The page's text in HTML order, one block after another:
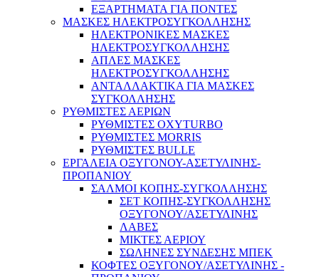
Μέσα Ατομικής Προστασίας
ΕΞΑΡΤΗΜΑΤΑ ΓΙΑ ΠΟΝΤΕΣ
ΜΑΣΚΕΣ ΗΛΕΚΤΡΟΣΥΓΚΟΛΛΗΣΗΣ
ΗΛΕΚΤΡΟΝΙΚΕΣ ΜΑΣΚΕΣ
ΗΛΕΚΤΡΟΣΥΓΚΟΛΛΗΣΗΣ
ΑΠΛΕΣ ΜΑΣΚΕΣ
ΗΛΕΚΤΡΟΣΥΓΚΟΛΛΗΣΗΣ
ΑΝΤΑΛΛΑΚΤΙΚΑ ΓΙΑ ΜΑΣΚΕΣ
ΣΥΓΚΟΛΛΗΣΗΣ
ΡΥΘΜΙΣΤΕΣ ΑΕΡΙΩΝ
ΡΥΘΜΙΣΤΕΣ OXYTURBO
ΡΥΘΜΙΣΤΕΣ MORRIS
ΡΥΘΜΙΣΤΕΣ BULLE
ΕΡΓΑΛΕΙΑ ΟΞΥΓΟΝΟΥ-ΑΣΕΤΥΛΙΝΗΣ-
ΠΡΟΠΑΝΙΟΥ
ΣΑΛΜΟΙ ΚΟΠΗΣ-ΣΥΓΚΟΛΛΗΣΗΣ
ΣΕΤ ΚΟΠΗΣ-ΣΥΓΚΟΛΛΗΣΗΣ
ΟΞΥΓΟΝΟΥ/ΑΣΕΤΥΛΙΝΗΣ
ΛΑΒΕΣ
ΜΙΚΤΕΣ ΑΕΡΙΟΥ
ΣΩΛΗΝΕΣ ΣΥΝΔΕΣΗΣ ΜΠΕΚ
ΚΟΦΤΕΣ ΟΞΥΓΟΝΟΥ/ΑΣΕΤΥΛΙΝΗΣ -